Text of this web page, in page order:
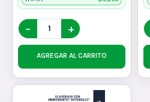
− +
AGREGAR AL CARRITO